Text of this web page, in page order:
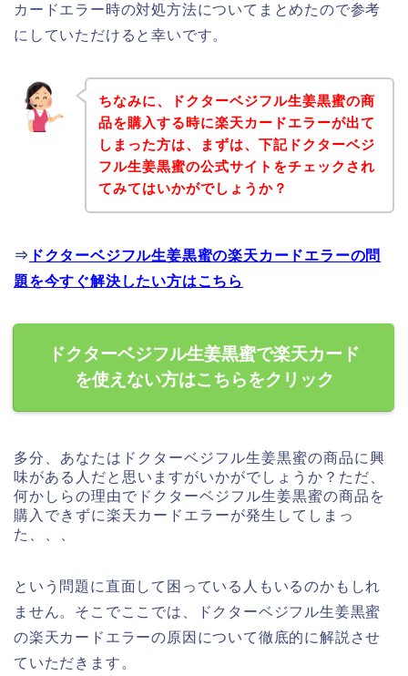
カードエラー時の対処方法についてまとめたので参考
にしていただけると幸いです。
ちなみに、ドクターベジフル生姜黒蜜の商
品を購入する時に楽天カードエラーが出て
しまった方は、まずは、下記ドクターベジ
フル生姜黒蜜の公式サイトをチェックされ
てみてはいかがでしょうか？
⇒ ドクターベジフル生姜黒蜜の楽天カードエラーの問
題を今すぐ解決したい方はこちら
ドクターベジフル生姜黒蜜で楽天カード
を使えない方はこちらをクリック
多分、あなたはドクターベジフル生姜黒蜜の商品に興
味がある人だと思いますがいかがでしょうか？ただ、
何かしらの理由でドクターベジフル生姜黒蜜の商品を
購入できずに楽天カードエラーが発生してしまっ
た、、、
という問題に直面して困っている人もいるのかもしれ
ません。そこでここでは、ドクターベジフル生姜黒蜜
の楽天カードエラーの原因について徹底的に解説させ
ていただきます。